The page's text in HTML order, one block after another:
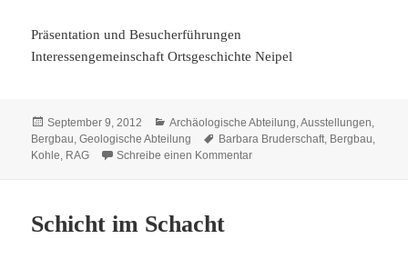
Präsentation und Besucherführungen
Interessengemeinschaft Ortsgeschichte Neipel
Veröffentlicht
am
September 9, 2012 Kategorien
Archäologische Abteilung ,Ausstellungen
Bergbau ,Geologische Abteilung Schlagwörter
Barbara Bruderschaft Bergbau
Kohle RAG Schreibe einen Kommentarzu Ausstellung Schicht im
Schicht im Schacht